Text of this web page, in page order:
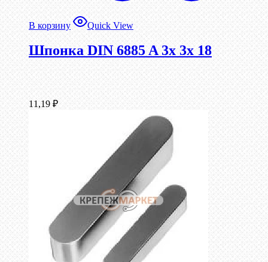
В корзину Quick View
Шпонка DIN 6885 A 3x 3x 18
11,19 ₽